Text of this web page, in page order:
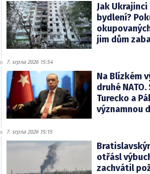
Jak
bydlení?
jim dům
7. srpna 2026 15:54
Na Blízkém
druhé
Turecko a
významnou
7. srpna 2026 15:15
otřásl
zachvátil